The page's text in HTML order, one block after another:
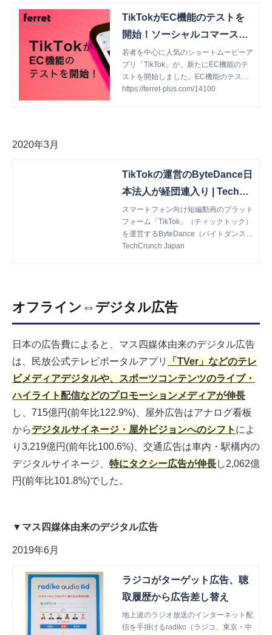
TikTokがEC機能のテストを
開始！ソーシャルコマースの
活用に期待
若者を中心に人気のショートムービーア
プリ「TikTok」が、新たにEC機能のテ
ストを開始しました。EC機能のテスト
概要と、今後の「TikTok」のソーシャル
https://ferret-plus.com/14100
2020年3月
TikTokの運営のByteDance日
本法人が経団連入り | TechCr
unch Japan
スマートフォン向け短編動画のプラット
フォーム「TikTok」（ティックトック）
を運営するByteDance（バイトダンス）
の日本法人（ByteDance株式会社）は3
TechCrunch Japan
オフライン⇔デジタル広告
日本の広告費によると、マス四媒体由来のデジタル広告
は、民放公式テレビポータルアプリ
「TVer」などのテレ
ビメディアデジタルや、スポーツコンテンツのライブ・
ハイライト配信などのプロモーションメディアが伸長
し、715億円(前年比122.9%)、屋外広告はアナログ看板
からデジタルサイネージ・屋外ビジョンへのシフト によ
り3,219億円(前年比100.6%)、交通広告は車内・駅構内の
デジタルサイネージ、 特にタクシー広告が伸長し2,062億
円(前年比101.8%)でした。
▼マス四媒体由来のデジタル広告
2019年6月
ラジコがターゲット広告、聴
取履歴から広告差し替え
地上波のラジオ放送のインターネット配
信を手掛けるradiko（ラジコ、東京・中